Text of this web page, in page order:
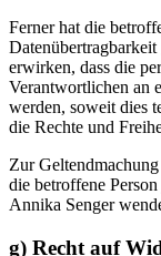
Ferner hat die
erwirken, dass die
Verantwortlichen an
werden, soweit dies
die Rechte und
Zur
die betroffene
Annika Senger
g) Recht auf